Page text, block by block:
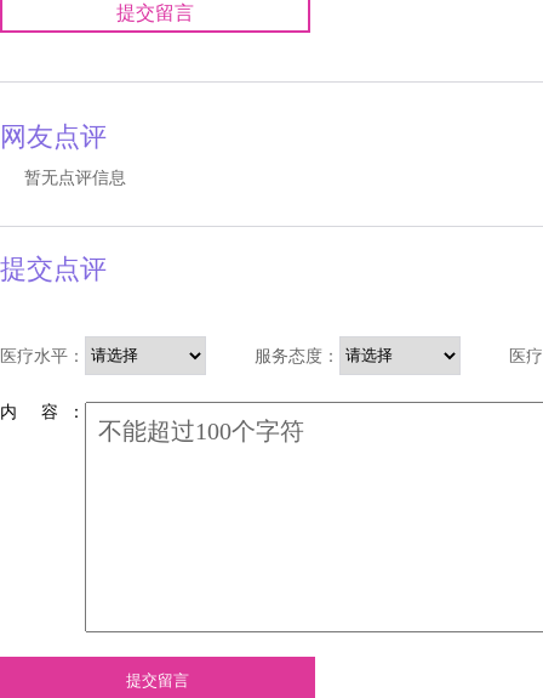
提交留言
网友点评
暂无点评信息
提交点评
医疗水平： 服务态度： 医
内 容 ：
提交留言